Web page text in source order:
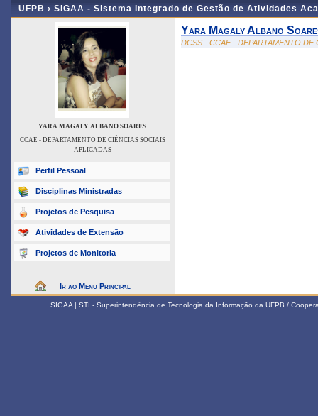
UFPB › SIGAA - Sistema Integrado de Gestão de Atividades
YARA MAGALY ALBANO SOARES
CCAE - DEPARTAMENTO DE CIÊNCIAS SOCIAIS
APLICADAS
Perfil Pessoal
Disciplinas Ministradas
Projetos de Pesquisa
Atividades de Extensão
Projetos de Monitoria
Ir ao Menu Principal
Yara Magaly Albano
DCSS - CCAE - DEPARTAMENTO DE
SIGAA | STI - Superintendência de Tecnologia da Informação da UFPB /